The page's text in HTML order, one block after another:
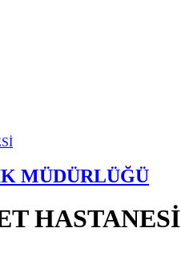
MÜDÜRLÜĞÜ
HASTANESİ